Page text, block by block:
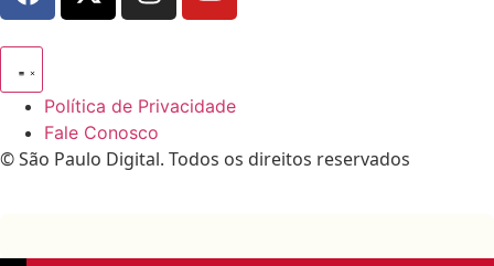
Política de Privacidade
Fale Conosco
© São Paulo Digital. Todos os direitos reservados